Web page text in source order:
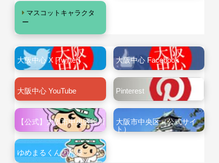
マスコットキャラクタ
ー
大阪中心 X [Twitter] 大阪中心 Facebook
大阪中心 YouTube Pinterest
【公式】大阪市中央区役所
大阪市中央区（公式サイ
ト）
ゆめまるくんの部屋